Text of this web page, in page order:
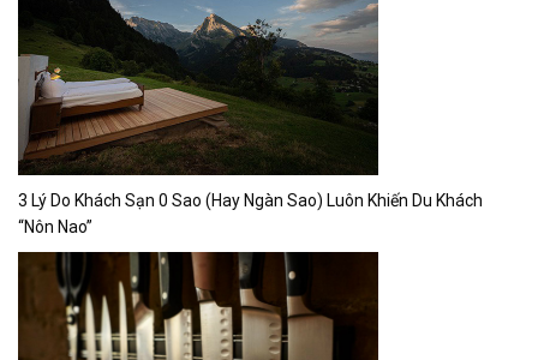
3 Lý Do Khách Sạn 0 Sao (Hay Ngàn Sao) Luôn Khiến Du Khách
“Nôn Nao”